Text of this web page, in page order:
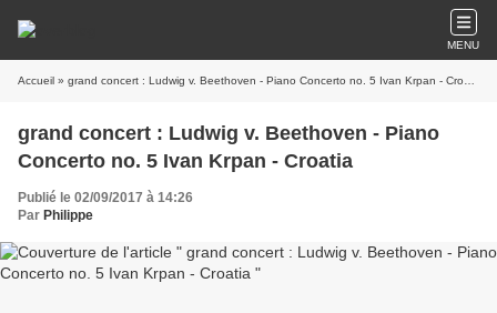
MENU
Accueil » grand concert : Ludwig v. Beethoven - Piano Concerto no. 5 Ivan Krpan - Croatia
grand concert : Ludwig v. Beethoven - Piano
Concerto no. 5 Ivan Krpan - Croatia
Publié le 02/09/2017 à 14:26
Par Philippe